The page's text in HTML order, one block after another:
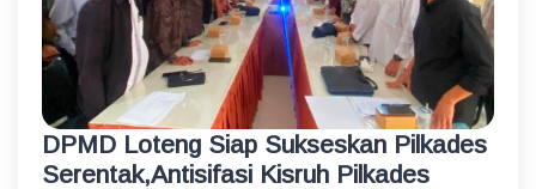
DPMD Loteng Siap Sukseskan Pilkades
Serentak,Antisifasi Kisruh Pilkades